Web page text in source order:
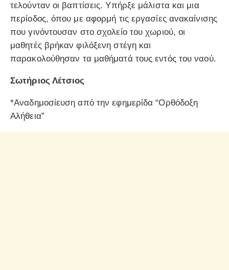
τελούνταν οι βαπτίσεις. Υπήρξε μάλιστα και μια
περίοδος, όπου με αφορμή τις εργασίες ανακαίνισης
που γινόντουσαν στο σχολείο του χωριού, οι
μαθητές βρήκαν φιλόξενη στέγη και
παρακολούθησαν τα μαθήματά τους εντός του ναού.
Σωτήριος Λέτσιος
*Αναδημοσίευση από την εφημερίδα “Ορθόδοξη
Αλήθεια”